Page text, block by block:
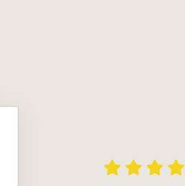
   